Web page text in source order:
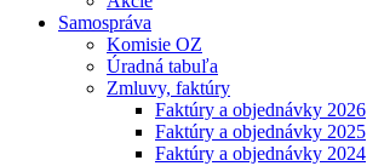
Samospráva
Komisie OZ
Úradná tabuľa
Zmluvy, faktúry
Faktúry a objednávky 2026
Faktúry a objednávky 2025
Faktúry a objednávky 2024